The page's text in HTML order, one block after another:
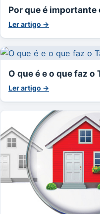
Por que é
Ler artigo →
O que é e o que faz o
Ler artigo →